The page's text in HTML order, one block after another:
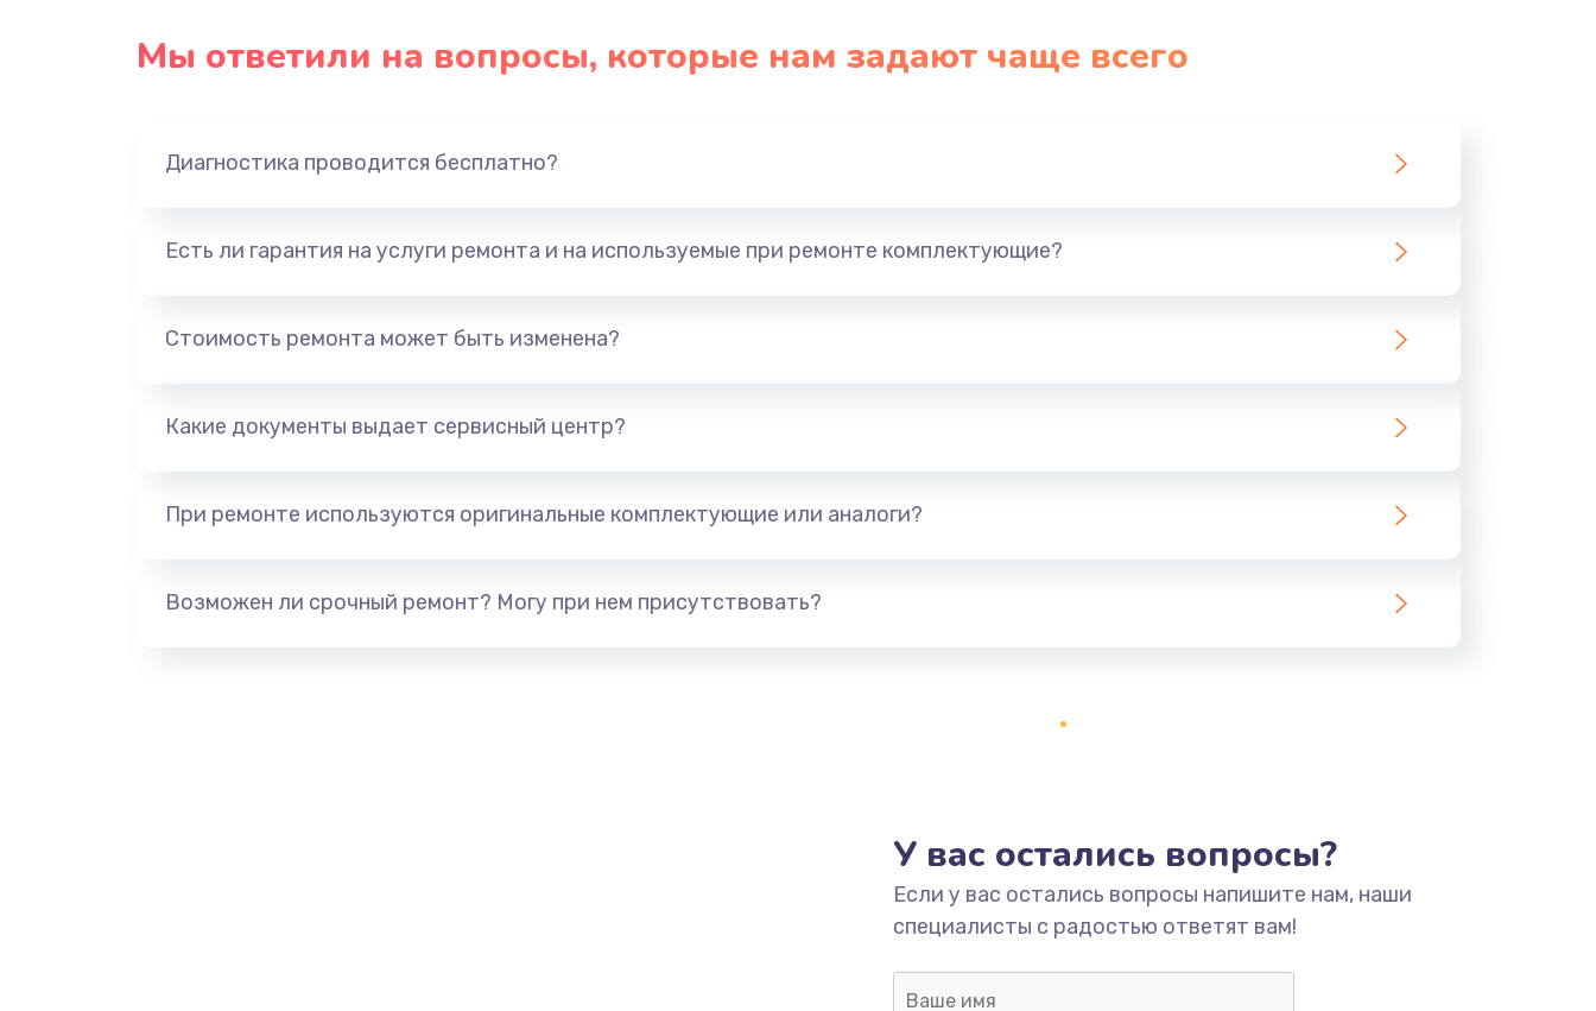
Мы ответили на вопросы, которые нам задают чаще всего
Диагностика проводится бесплатно?
Есть ли гарантия на услуги ремонта и на используемые при ремонте комплектующие?
Стоимость ремонта может быть изменена?
Какие документы выдает сервисный центр?
При ремонте используются оригинальные комплектующие или аналоги?
Возможен ли срочный ремонт? Могу при нем присутствовать?
У вас остались вопросы?
Если у вас остались вопросы напишите нам, наши
специалисты с радостью ответят вам!